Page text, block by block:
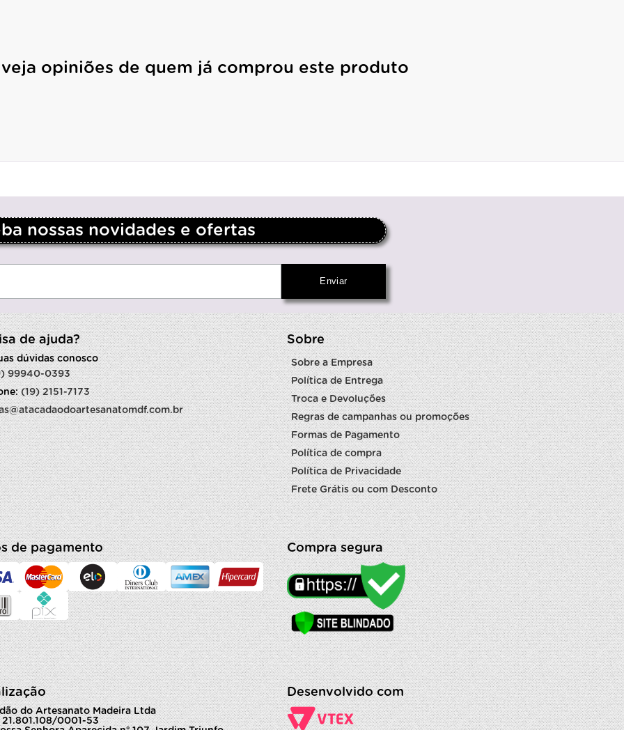
opiniões de quem já comprou este produto
nossas novidades e ofertas
de ajuda?
dúvidas conosco
99940-0393
(19) 2151-7173
Sobre
Sobre a Empresa
Política de Entrega
Troca e Devoluções
Regras de campanhas ou promoções
Formas de Pagamento
Política de compra
Política de Privacidade
Frete Grátis ou com Desconto
de pagamento Compra segura
do Artesanato Madeira Ltda
21.801.108/0001-53
Desenvolvido com